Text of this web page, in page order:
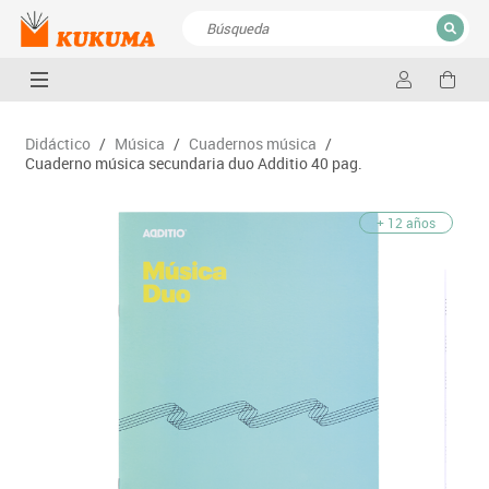
CERRAR
Didáctico / Música / Cuadernos música /
Cuaderno música secundaria duo Additio 40 pag.
+ 12 años